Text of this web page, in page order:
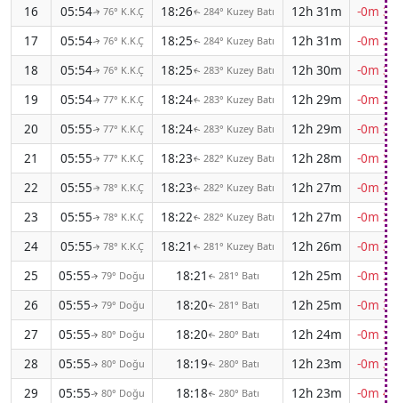
16
05:54↑ 76° K.K.Ç 18:26↑ 284° Kuzey Batı 12h 31m
-0m
17
05:54↑ 76° K.K.Ç 18:25↑ 284° Kuzey Batı 12h 31m
-0m
18
05:54↑ 76° K.K.Ç 18:25↑ 283° Kuzey Batı 12h 30m
-0m
19
05:54↑ 77° K.K.Ç 18:24↑ 283° Kuzey Batı 12h 29m
-0m
20
05:55↑ 77° K.K.Ç 18:24↑ 283° Kuzey Batı 12h 29m
-0m
21
05:55↑ 77° K.K.Ç 18:23↑ 282° Kuzey Batı 12h 28m
-0m
22
05:55↑ 78° K.K.Ç 18:23↑ 282° Kuzey Batı 12h 27m
-0m
23
05:55↑ 78° K.K.Ç 18:22↑ 282° Kuzey Batı 12h 27m
-0m
24
05:55↑ 78° K.K.Ç 18:21 ↑ 281° Kuzey Batı 12h 26m
-0m
25
05:55↑ 79° Doğu 18:21 ↑ 281° Batı 12h 25m
-0m
26
05:55↑ 79° Doğu 18:20↑ 281° Batı 12h 25m
-0m
27
05:55↑ 80° Doğu 18:20↑ 280° Batı 12h 24m
-0m
28
05:55↑ 80° Doğu 18:19↑ 280° Batı 12h 23m
-0m
29
05:55↑ 80° Doğu 18:18↑ 280° Batı 12h 23m
-0m